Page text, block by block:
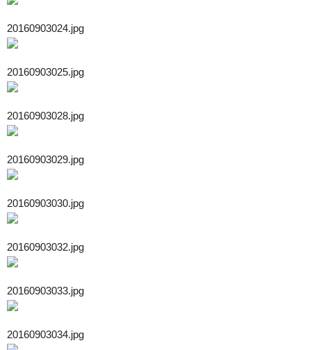
20160903024.jpg
20160903025.jpg
20160903028.jpg
20160903029.jpg
20160903030.jpg
20160903032.jpg
20160903033.jpg
20160903034.jpg